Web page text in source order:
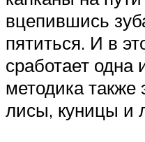
вцепившись
пятиться. И в
сработает одна
методика
лисы, куницы и